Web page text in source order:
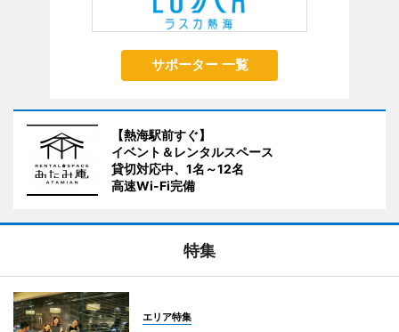
サポーター 一覧
【熱海駅前すぐ】
イベント＆レンタルスペース
貸切対応中、1名～12名
高速Wi-Fi完備
特集
エリア特集